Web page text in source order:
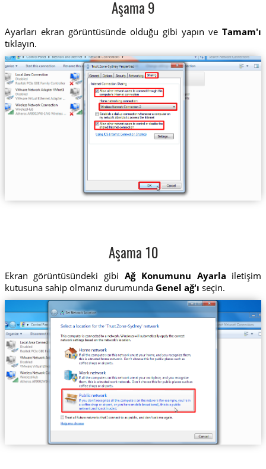
Aşama 9
Ayarları ekran görüntüsünde olduğu gibi yapın veTamam'ı
tıklayın.
Aşama 10
Ekran görüntüsündeki gibi Ağ Konumunu Ayarla iletişim
kutusuna sahip olmanız durumunda Genel ağ'ı seçin.